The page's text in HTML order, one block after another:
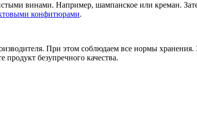
винами. Например, шампанское или креман.
конфитюрами.
При этом соблюдаем все нормы
продукт безупречного качества.